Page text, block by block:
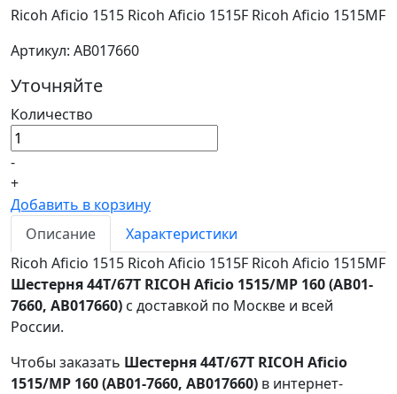
Ricoh Aficio 1515 Ricoh Aficio 1515F Ricoh Aficio 1515MF
Артикул: AB017660
Уточняйте
Количество
-
+
Добавить в корзину
Описание
Характеристики
Ricoh Aficio 1515 Ricoh Aficio 1515F Ricoh Aficio 1515MF
Шестерня 44T/67T RICOH Aficio 1515/MP 160 (AB01-
7660, AB017660) с доставкой по Москве и всей
России.
Чтобы заказать Шестерня 44T/67T RICOH Aficio
1515/MP 160 (AB01-7660, AB017660) в интернет-